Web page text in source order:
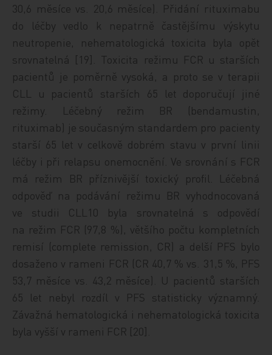
30,6 měsíce vs. 20,6 měsíce). Přidání rituximabu
do léčby vedlo k nepatrně častějšímu výskytu
neutropenie, nehematologická toxicita byla opět
srovnatelná [19]. Toxicita režimu FCR u starších
pacientů je poměrně vysoká, a proto se v terapii
CLL u pacientů starších 65 let doporučují jiné
režimy. Léčebný režim BR (bendamustin,
rituximab) je současným standardem pro pacienty
starší 65 let v celkově dobrém stavu v první linii
léčby i při relapsu onemocnění. Ve srovnání s FCR
má režim BR příznivější toxický profil. Léčebná
odpověď na podávání režimu BR vyhodnocovaná
ve studii CLL10 byla srovnatelná s odpovědí
na režim FCR (97,8 %), většího počtu kompletních
remisí (complete remission, CR) a delší PFS bylo
dosaženo v rameni FCR (CR 40,7 % vs. 31,5 %, PFS
53,7 měsíce vs. 43,2 měsíce). U pacientů starších
65 let nebyl rozdíl v PFS statisticky významný.
Závažná hematologická i nehematologická toxicita
byla vyšší v rameni FCR [20].